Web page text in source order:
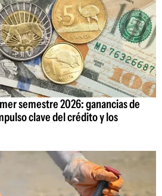
semestre 2026: ganancias de
clave del crédito y los